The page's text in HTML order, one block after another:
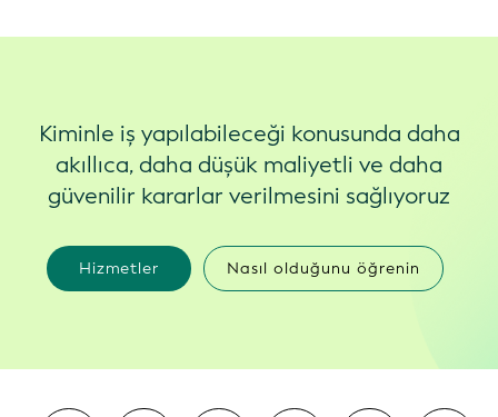
Kiminle iş yapılabileceği konusunda daha
akıllıca, daha düşük maliyetli ve daha
güvenilir kararlar verilmesini sağlıyoruz
Hizmetler Nasıl olduğunu öğrenin